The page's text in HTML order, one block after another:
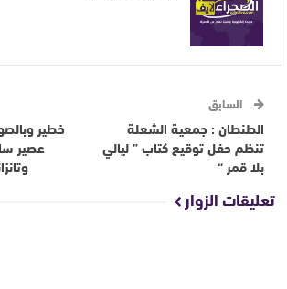
السابق
الطنطان : جمعية الشعلة
تنظم حفل توقيع كتاب ” ليالي
بلا قمر “
خطير
عصير
تعليقات الزوار